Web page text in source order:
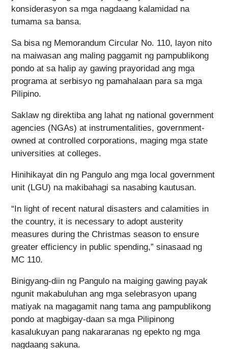
konsiderasyon sa mga nagdaang kalamidad na
tumama sa bansa.
Sa bisa ng Memorandum Circular No. 110, layon nito
na maiwasan ang maling paggamit ng pampublikong
pondo at sa halip ay gawing prayoridad ang mga
programa at serbisyo ng pamahalaan para sa mga
Pilipino.
Saklaw ng direktiba ang lahat ng national government
agencies (NGAs) at instrumentalities, government-
owned at controlled corporations, maging mga state
universities at colleges.
Hinihikayat din ng Pangulo ang mga local government
unit (LGU) na makibahagi sa nasabing kautusan.
“In light of recent natural disasters and calamities in
the country, it is necessary to adopt austerity
measures during the Christmas season to ensure
greater efficiency in public spending,” sinasaad ng
MC 110.
Binigyang-diin ng Pangulo na maiging gawing payak
ngunit makabuluhan ang mga selebrasyon upang
matiyak na magagamit nang tama ang pampublikong
pondo at magbigay-daan sa mga Pilipinong
kasalukuyan pang nakararanas ng epekto ng mga
nagdaang sakuna.